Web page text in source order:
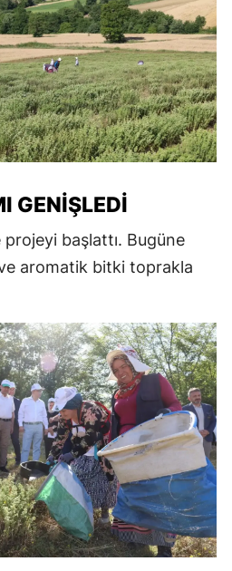
GENIŞLEDI
projeyi başlattı. Bugüne
aromatik bitki toprakla